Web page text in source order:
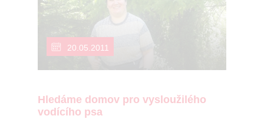
20.05.2011
Hledáme domov pro vysloužilého
vodícího psa